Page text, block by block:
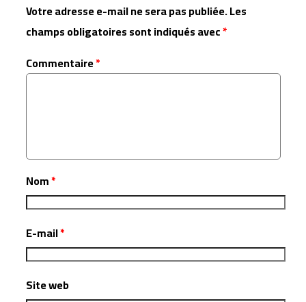
Votre adresse e-mail ne sera pas publiée.Les
champs obligatoires sont indiqués avec*
Commentaire*
Nom*
E-mail*
Site web